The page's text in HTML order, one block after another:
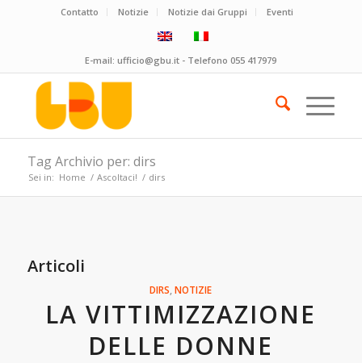
Contatto Notizie Notizie dai Gruppi Eventi
E-mail:ufficio@gbu.it - Telefono055 417979
Tag Archivio per: dirs
Sei in: Home / Ascoltaci! / dirs
Articoli
DIRS ,NOTIZIE
LA VITTIMIZZAZIONE
DELLE DONNE